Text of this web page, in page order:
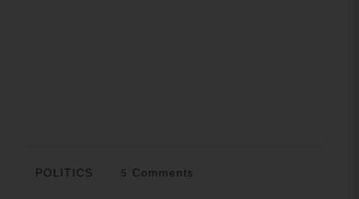
POLITICS 5 Comments